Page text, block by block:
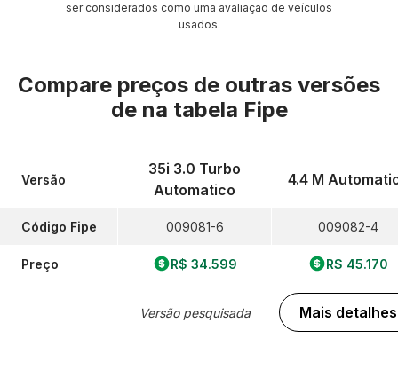
ser considerados como uma avaliação de veículos
usados.
Compare preços de outras versões
de na tabela Fipe
Versão
Código Fipe
Preço
35i 3.0 Turbo
Automatico
009081-6
R$ 34.599
Versão pesquisada
4.4 M
009082-4
R$ 45.170
Mais detalhes